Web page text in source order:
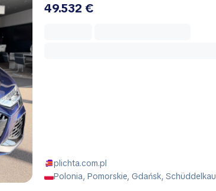
49.532 €
plichta.com.pl
Polonia, Pomorskie, Gdańsk, Schüddelkau